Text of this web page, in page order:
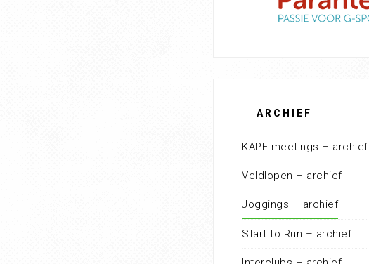
ARCHIEF
KAPE-meetings – archief
Veldlopen – archief
Joggings – archief
Start to Run – archief